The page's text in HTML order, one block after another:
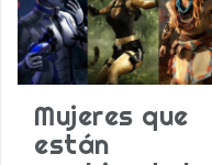
Mujeres que
están